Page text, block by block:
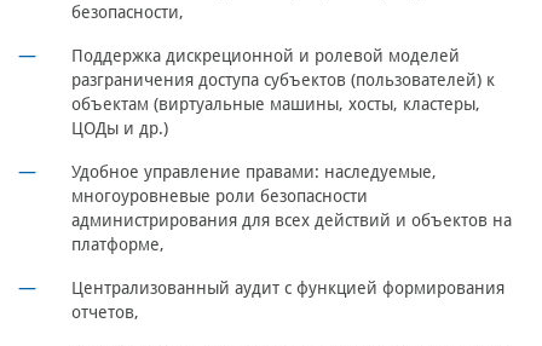
безопасности,
Поддержка дискреционной и ролевой моделей
разграничения доступа субъектов (пользователей) к
объектам (виртуальные машины, хосты, кластеры,
ЦОДы и др.)
Удобное управление правами: наследуемые,
многоуровневые роли безопасности
администрирования для всех действий и объектов на
платформе,
Централизованный аудит с функцией формирования
отчетов,